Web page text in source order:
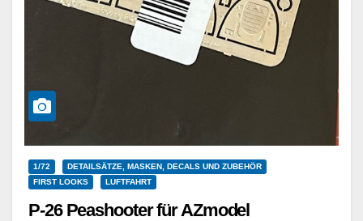
1/72
DETAILSÄTZE, MASKEN, DECALS UND ZUBEHÖR
FIRST LOOKS
LUFTFAHRT
P-26 Peashooter für AZmodel